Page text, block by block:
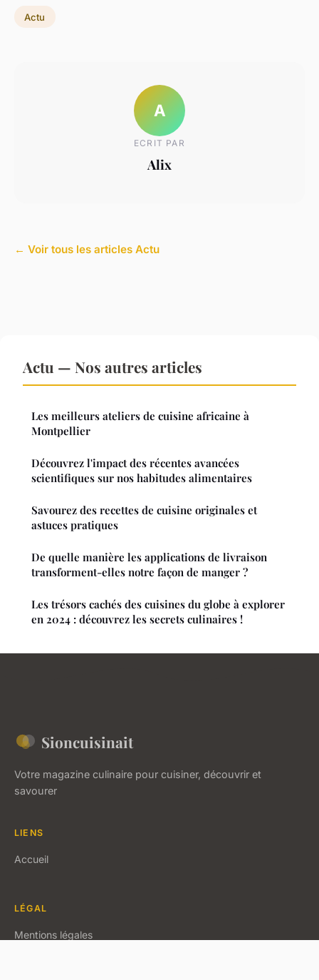
Actu
A
ECRIT PAR
Alix
← Voir tous les articles Actu
Actu — Nos autres articles
Les meilleurs ateliers de cuisine africaine à
Montpellier
Découvrez l'impact des récentes avancées
scientifiques sur nos habitudes alimentaires
Savourez des recettes de cuisine originales et
astuces pratiques
De quelle manière les applications de livraison
transforment-elles notre façon de manger ?
Les trésors cachés des cuisines du globe à explorer
en 2024 : découvrez les secrets culinaires !
Sioncuisinait
Votre magazine culinaire pour cuisiner, découvrir et
savourer
LIENS
Accueil
LÉGAL
Mentions légales